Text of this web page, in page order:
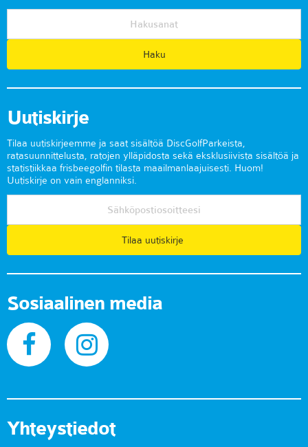
Uutiskirje
Tilaa uutiskirjeemme ja saat sisältöä DiscGolfParkeista,
ratasuunnittelusta, ratojen ylläpidosta sekä eksklusiivista sisältöä ja
statistiikkaa frisbeegolfin tilasta maailmanlaajuisesti. Huom!
Uutiskirje on vain englanniksi.
Tilaa uutiskirje
Sosiaalinen media
Yhteystiedot